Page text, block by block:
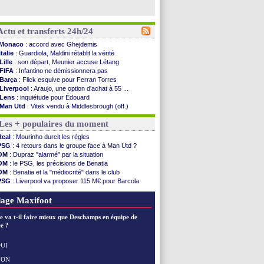
et transferts 24h/24
: accord avec Ghejdemis
: Guardiola, Maldini rétablit la vérité
Lille : son départ, Meunier accuse Létang
FIFA : Infantino ne démissionnera pas
Barça : Flick esquive pour Ferran Torres
Liverpool : Araujo, une option d'achat à 55 ...
Lens : inquiétude pour Édouard
Man Utd : Vitek vendu à Middlesbrough (off.)
PSV: Sano recruté pour 14,5 M€ (officiel)
OM: Coventry pense à Angel Gomes
: Rafel Pol satisfait des progrès
: le Barça vainqueur puis battu
: Calhanoglu prêt à prolonger
: Abdelmonem veut rester
: le classement complet
: les résultats de la soirée
: Le Havre renversé par Oviedo
: Ivanovic proche de Lens
: Alvarez, le Barça va revoir son offre
+ populaires du moment
: Mourinho durcit les règles
: 4 retours dans le groupe face à Man Utd ?
: Dupraz "alarmé" par la situation
: le PSG, les précisions de Benatia
: Benatia et la "médiocrité" dans le club
: Liverpool va proposer 115 M€ pour Barcola
: Côme pousse pour Gouiri
Maxifoot
va t-il faire mieux que Deschamps en équipe de
?